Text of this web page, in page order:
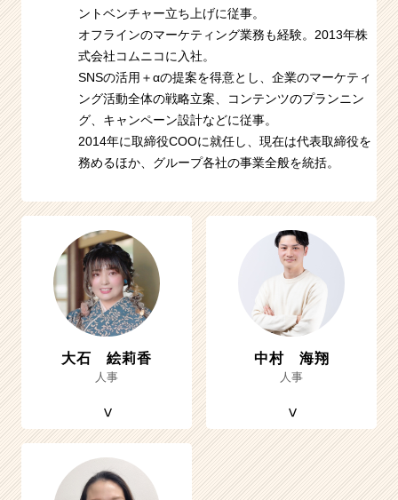
ントベンチャー立ち上げに従事。
オフラインのマーケティング業務も経験。2013年株
式会社コムニコに入社。
SNSの活用＋αの提案を得意とし、企業のマーケティ
ング活動全体の戦略立案、コンテンツのプランニン
グ、キャンペーン設計などに従事。
2014年に取締役COOに就任し、現在は代表取締役を
務めるほか、グループ各社の事業全般を統括。
大石 絵莉香
人事
中村 海翔
人事